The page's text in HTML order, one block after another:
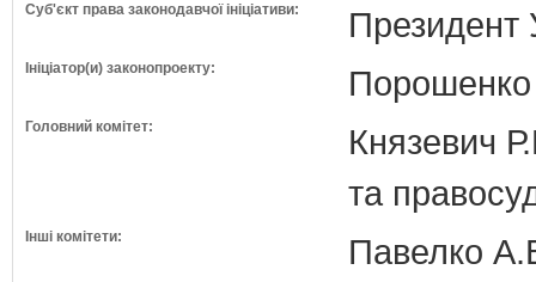
Суб'єкт права законодавчої ініціативи: Президент
Ініціатор(и) законопроекту: Порошенко
Головний комітет:
Князевич
та
Інші комітети:
Павелко